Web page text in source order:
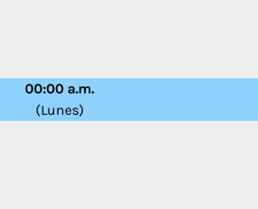
00:00 a.m.
(Lunes)